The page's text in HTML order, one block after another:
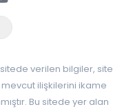
verilen bilgiler, site
ilişkilerini ikame
Bu sitede yer alan